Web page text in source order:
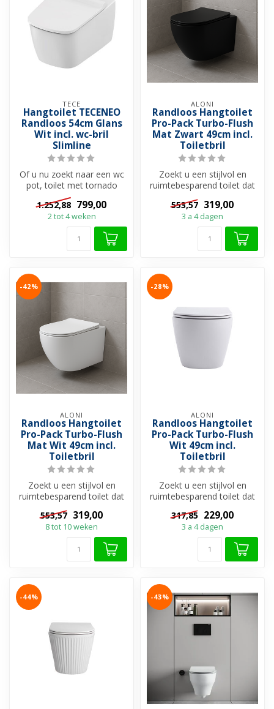
TECE
Hangtoilet TECENEO
Randloos 54cm Glans
Wit incl. wc-bril
Slimline
Of u nu zoekt naar een wc
pot, toilet met tornado
flush of een stijlvol
hangtoil...
1.252,88 799,00
2 tot 4 weken
ALONI
Randloos Hangtoilet
Pro-Pack Turbo-Flush
Mat Zwart 49cm incl.
Toiletbril
Zoekt u een stijlvol en
ruimtebesparend toilet dat
krachtig doorspoelt en
hygiën...
553,57 319,00
3 a 4 dagen
-42%
ALONI
Randloos Hangtoilet
Pro-Pack Turbo-Flush
Mat Wit 49cm incl.
Toiletbril
Zoekt u een stijlvol en
ruimtebesparend toilet dat
hygiën...
553,57 319,00
8 tot 10 weken
-28%
ALONI
Randloos Hangtoilet
Pro-Pack Turbo-Flush
Wit 49cm incl.
Toiletbril
Zoekt u een stijlvol en
ruimtebesparend toilet dat
hygiën...
317,85 229,00
3 a 4 dagen
-44% -43%